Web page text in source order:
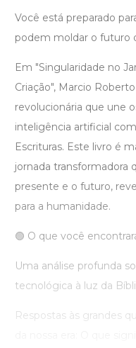
Você está preparado
podem moldar o futuro
Em "Singularidade no
Criação", Marcio
revolucionária que une
inteligência artificial
Escrituras. Este livro é
jornada transformadora
presente e o futuro,
para a humanidade.
🟢 O que você
Uma análise profunda
tecnológica à luz da
Respostas às grandes